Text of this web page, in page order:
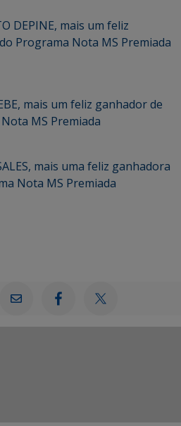
DEPINE, mais um feliz
Programa Nota MS Premiada
mais um feliz ganhador de
MS Premiada
mais uma feliz ganhadora
Nota MS Premiada